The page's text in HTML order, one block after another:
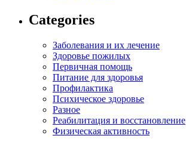
Categories
Заболевания и их лечение
Здоровье пожилых
Первичная помощь
Питание для здоровья
Профилактика
Психическое здоровье
Разное
Реабилитация и восстановление
Физическая активность